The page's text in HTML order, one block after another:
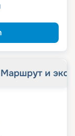
Маршрут и